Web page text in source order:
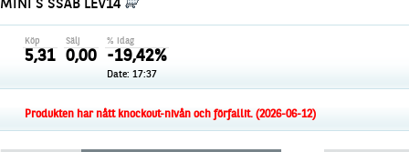
Unlimited Turbos
Stoppade & förfallna produkter
Realtidskurser
Kunskapscentra+
MINI S SSAB LEV14
Köp
5,31
Sälj
0,00
% idag
-19,42%
Date: 17:37
Produkten har nått knockout-nivån och förfallit. (2026-06-12)